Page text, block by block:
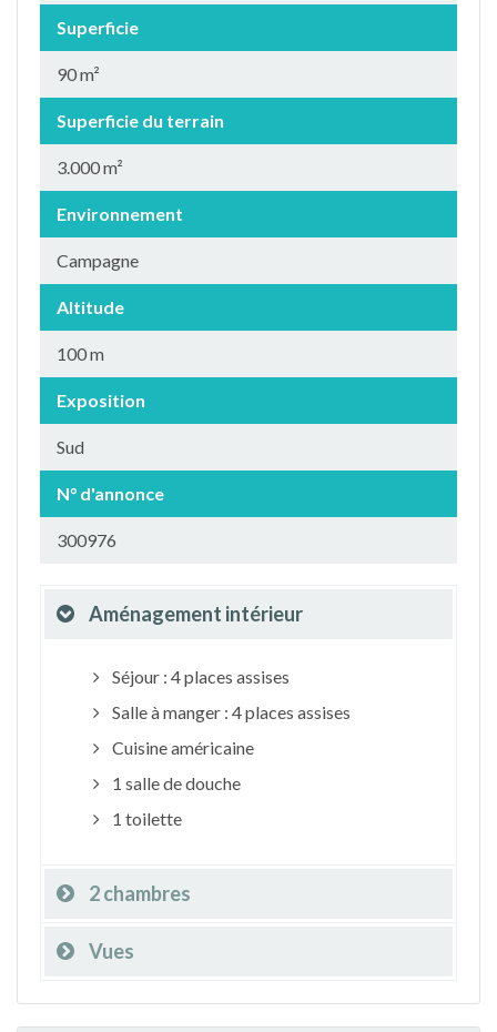
Superficie
90 m²
Superficie du terrain
3.000 m²
Environnement
Campagne
Altitude
100 m
Exposition
Sud
N° d'annonce
300976
Aménagement intérieur
Séjour : 4 places assises
Salle à manger : 4 places assises
Cuisine américaine
1 salle de douche
1 toilette
2 chambres
Vues